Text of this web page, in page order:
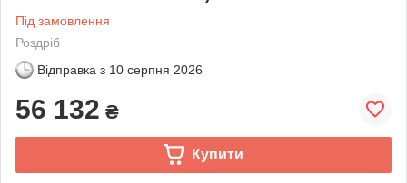
Під замовлення
Роздріб
Відправка з 10 серпня 2026
56 132 ₴
Купити